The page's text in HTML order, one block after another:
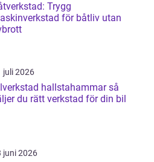
Trygg
för båtliv utan
juli 2026
hallstahammar så
du rätt verkstad för din bil
juni 2026